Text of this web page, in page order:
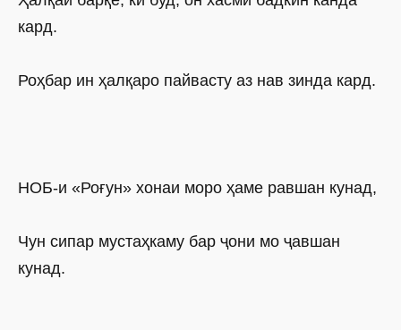
кард.
Роҳбар ин ҳалқаро пайвасту аз нав зинда кард.
НОБ-и «Роғун» хонаи моро ҳаме равшан кунад,
Чун сипар мустаҳкаму бар ҷони мо ҷавшан
кунад.